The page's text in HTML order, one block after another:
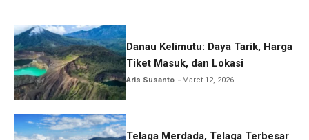
Danau Kelimutu: Daya Tarik, Harga
Tiket Masuk, dan Lokasi
Aris Susanto Maret 12, 2026
Telaga Merdada, Telaga Terbesar